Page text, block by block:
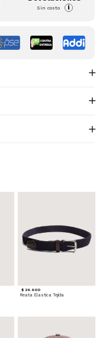
Sin costo i
$ 29.900
Reata Elastica Tejida